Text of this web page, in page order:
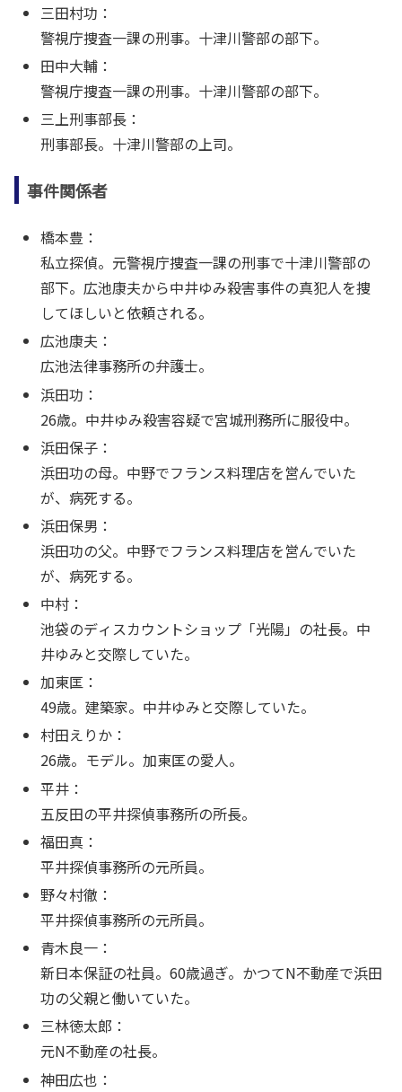
三田村功：
警視庁捜査一課の刑事。十津川警部の部下。
田中大輔：
警視庁捜査一課の刑事。十津川警部の部下。
三上刑事部長：
刑事部長。十津川警部の上司。
事件関係者
橋本豊：
私立探偵。元警視庁捜査一課の刑事で十津川警部の
部下。広池康夫から中井ゆみ殺害事件の真犯人を捜
してほしいと依頼される。
広池康夫：
広池法律事務所の弁護士。
浜田功：
26歳。中井ゆみ殺害容疑で宮城刑務所に服役中。
浜田保子：
浜田功の母。中野でフランス料理店を営んでいた
が、病死する。
浜田保男：
浜田功の父。中野でフランス料理店を営んでいた
が、病死する。
中村：
池袋のディスカウントショップ「光陽」の社長。中
井ゆみと交際していた。
加東匡：
49歳。建築家。中井ゆみと交際していた。
村田えりか：
26歳。モデル。加東匡の愛人。
平井：
五反田の平井探偵事務所の所長。
福田真：
平井探偵事務所の元所員。
野々村徹：
平井探偵事務所の元所員。
青木良一：
新日本保証の社員。60歳過ぎ。かつてN不動産で浜田
功の父親と働いていた。
三林徳太郎：
元N不動産の社長。
神田広也：